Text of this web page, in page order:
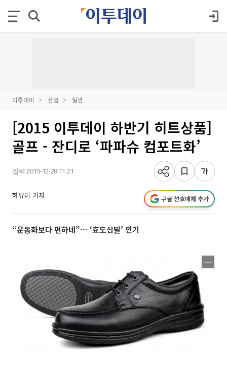
이투데이 산업 일반
[2015 이투데이 하반기 히트상품]
골프 - 잔디로 ‘파파슈 컴포트화’
입력 2015-12-28 11:21
하유미 기자 구글 선호매체 추가
“운동화보다 편하네”… ‘효도신발’ 인기